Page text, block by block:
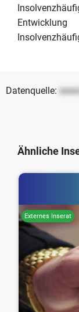
Entwicklung
Datenquelle:
Ähnliche